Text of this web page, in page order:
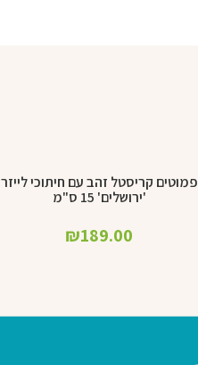
הוספה לסל
פמוטים קריסטל זהב עם חיתוכי לייזר
'ירושלים' 15 ס"מ
₪189.00